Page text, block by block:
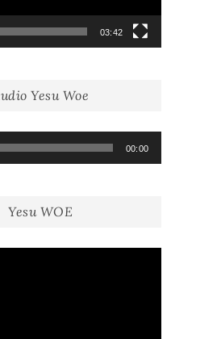
03:42
Yesu Woe
00:00
Yesu WOE